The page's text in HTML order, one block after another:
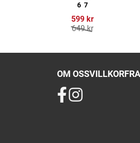
6 7
599 kr
649 kr
OM OSSVILLKOR